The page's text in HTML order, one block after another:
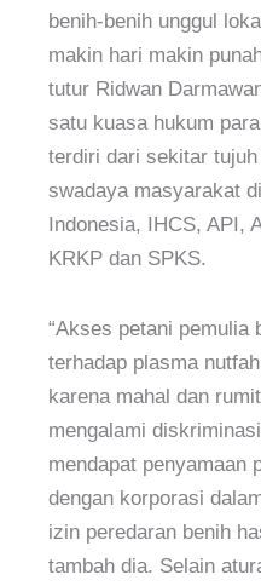
benih-benih unggul
makin hari makin
tutur Ridwan
satu kuasa hukum
terdiri dari sekitar tujuh
swadaya masyarakat
Indonesia, IHCS, API,
KRKP dan SPKS.
“Akses petani pemulia
terhadap plasma
karena mahal dan
mengalami
mendapat penyamaan
dengan korporasi
izin peredaran benih
tambah dia. Selain